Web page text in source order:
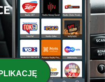
Marketplace Morning
Report
Biznes